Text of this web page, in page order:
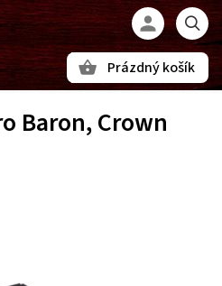
Prázdný košík
Baron, Crown